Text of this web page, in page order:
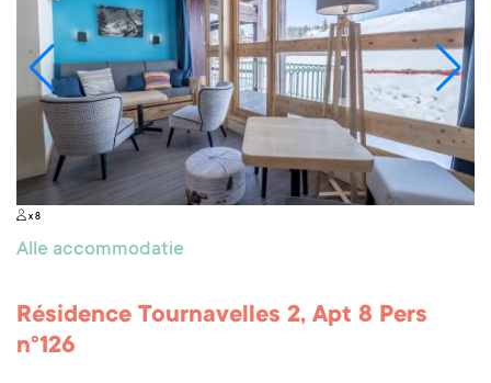
x 8
Alle accommodatie
Résidence Tournavelles 2, Apt 8 Pers
n°126